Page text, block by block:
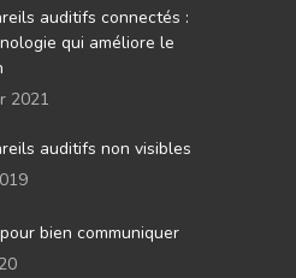
auditifs connectés :
qui améliore le
2021
auditifs non visibles
bien communiquer